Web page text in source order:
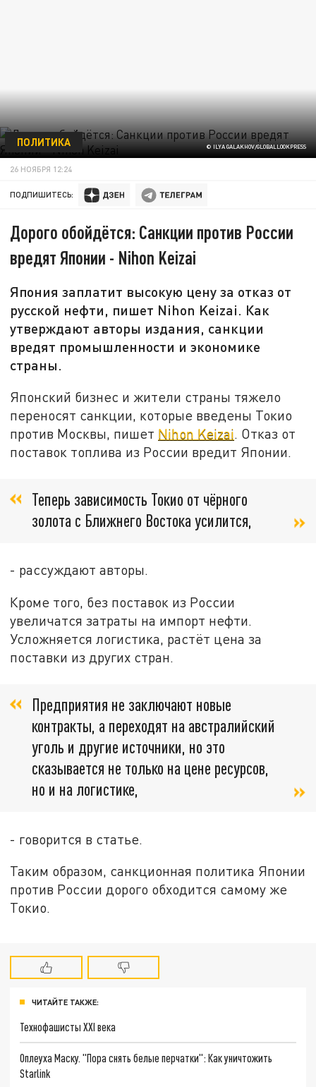
© ILYA GALAKHOV/GLOBALLOOKPRESS
ПОЛИТИКА
26 НОЯБРЯ 12:24
ПОДПИШИТЕСЬ:
Дорого обойдётся: Санкции против России
вредят Японии - Nihon Keizai
Япония заплатит высокую цену за отказ от
русской нефти, пишет Nihon Keizai. Как
утверждают авторы издания, санкции
вредят промышленности и экономике
страны.
Японский бизнес и жители страны тяжело
переносят санкции, которые введены Токио
против Москвы, пишет Nihon Keizai. Отказ от
поставок топлива из России вредит Японии.
Теперь зависимость Токио от чёрного
золота с Ближнего Востока усилится,
- рассуждают авторы.
Кроме того, без поставок из России
увеличатся затраты на импорт нефти.
Усложняется логистика, растёт цена за
поставки из других стран.
Предприятия не заключают новые
контракты, а переходят на австралийский
уголь и другие источники, но это
сказывается не только на цене ресурсов,
но и на логистике,
- говорится в статье.
Таким образом, санкционная политика Японии
против России дорого обходится самому же
Токио.
ЧИТАЙТЕ ТАКЖЕ:
Технофашисты XXI века
Оплеуха Маску. "Пора снять белые перчатки": Как уничтожить
Starlink